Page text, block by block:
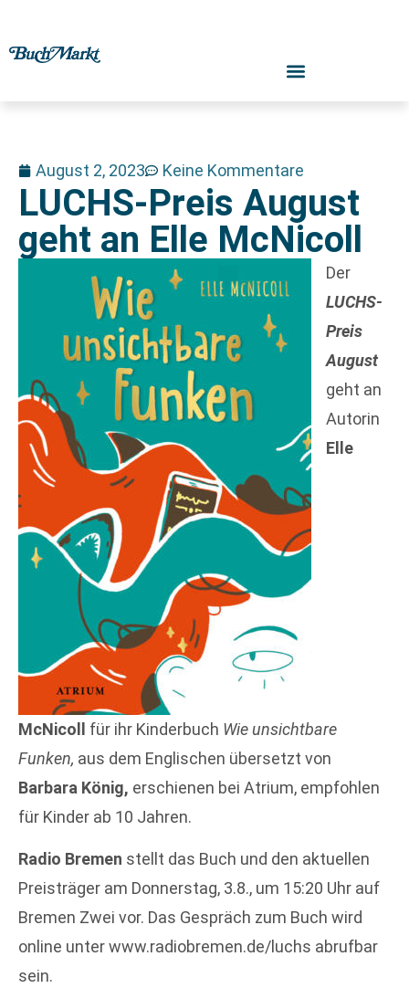
August 2, 2023 Keine Kommentare
LUCHS-Preis August
geht an Elle McNicoll
Der
LUCHS-
Preis
August
geht an
Autorin
Elle
McNicoll für ihr Kinderbuch Wie unsichtbare
Funken, aus dem Englischen übersetzt von
Barbara König, erschienen bei Atrium, empfohlen
für Kinder ab 10 Jahren.
Radio Bremen stellt das Buch und den aktuellen
Preisträger am Donnerstag, 3.8., um 15:20 Uhr auf
Bremen Zwei vor. Das Gespräch zum Buch wird
online unter www.radiobremen.de/luchs abrufbar
sein.